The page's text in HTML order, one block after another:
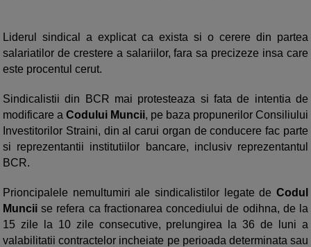
Liderul sindical a explicat ca exista si o cerere din partea
salariatilor de crestere a salariilor, fara sa precizeze insa care
este procentul cerut.
Sindicalistii din BCR mai protesteaza si fata de intentia de
modificare a Codului Muncii, pe baza propunerilor Consiliului
Investitorilor Straini, din al carui organ de conducere fac parte
si reprezentantii institutiilor bancare, inclusiv reprezentantul
BCR.
Prioncipalele nemultumiri ale sindicalistilor legate de Codul
Munciise refera ca fractionarea concediului de odihna, de la
15 zile la 10 zile consecutive, prelungirea la 36 de luni a
valabilitatii contractelor incheiate pe perioada determinata sau